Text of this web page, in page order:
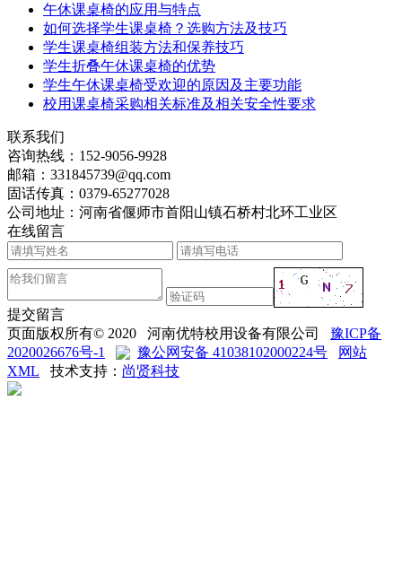
午休课桌椅的应用与特点
如何选择学生课桌椅？选购方法及技巧
学生课桌椅组装方法和保养技巧
学生折叠午休课桌椅的优势
学生午休课桌椅受欢迎的原因及主要功能
校用课桌椅采购相关标准及相关安全性要求
联系我们
咨询热线： 152-9056-9928
邮箱： 331845739@qq.com
固话传真： 0379-65277028
公司地址：河南省偃师市首阳山镇石桥村北环工业区
在线留言
提交留言
页面版权所有© 2020 河南优特校用设备有限公司 豫ICP备
2020026676号-1
豫公网安备 41038102000224号
网站
XML 技术支持： 尚贤科技